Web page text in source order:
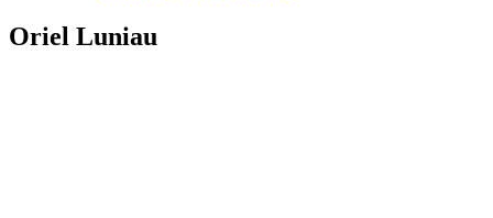
Oriel Luniau